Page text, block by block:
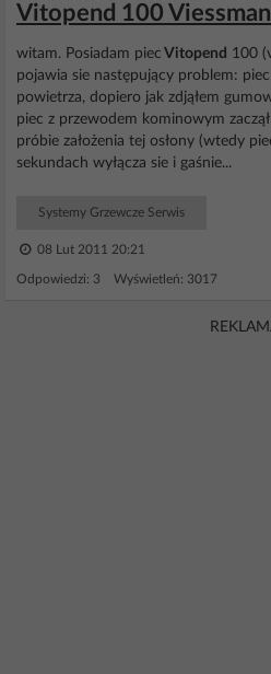
Vitopend 100
witam. Posiadam piec Vitopend 100
pojawia sie następujący problem:
powietrza, dopiero jak zdjąłem
piec z przewodem kominowym
próbie założenia tej osłony (wtedy
sekundach wyłącza sie i gaśnie...
Systemy Grzewcze Serwis
08 Lut 2011 20:21
Odpowiedzi: 3 Wyświetleń: 3017